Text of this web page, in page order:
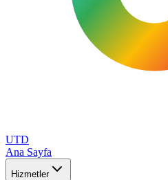
UTD
Ana Sayfa
Hizmetler